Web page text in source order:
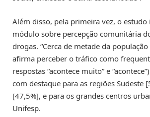
Além disso, pela primeira vez, o
módulo sobre percepção comunitária
drogas. “Cerca de metade da
afirma perceber o tráfico como
respostas “acontece muito” e
com destaque para as regiões Sudeste
[47,5%], e para os grandes centros
Unifesp.